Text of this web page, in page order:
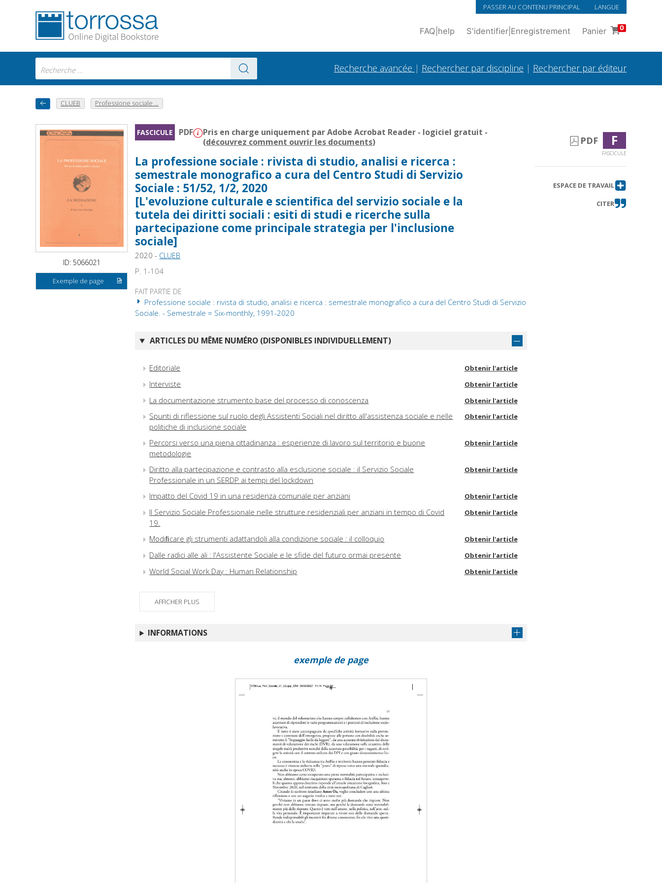
PASSER AU CONTENU PRINCIPAL LANGUE
FAQ help S'identifier Enregistrement Panier 0
Recherche avancée | Rechercher par discipline | Rechercher par éditeur
CLUEB Professione sociale ...
ID: 5066021
Exemple de page
FASCICULE PDF
Pris en charge uniquement par Adobe Acrobat Reader - logiciel gratuit -
(découvrez comment ouvrir les documents)
La professione sociale : rivista di studio, analisi e ricerca :
semestrale monografico a cura del Centro Studi di Servizio
Sociale : 51/52, 1/2, 2020
[L'evoluzione culturale e scientifica del servizio sociale e la
tutela dei diritti sociali : esiti di studi e ricerche sulla
partecipazione come principale strategia per l'inclusione
sociale]
2020 - CLUEB
P. 1-104
FAIT PARTIE DE
Professione sociale : rivista di studio, analisi e ricerca : semestrale monografico a cura del Centro Studi di Servizio
Sociale. - Semestrale = Six-monthly, 1991-2020
ARTICLES DU MÊME NUMÉRO (DISPONIBLES INDIVIDUELLEMENT)
Editoriale Obtenir l'article
Interviste Obtenir l'article
La documentazione strumento base del processo di conoscenza Obtenir l'article
Spunti di riflessione sul ruolo degli Assistenti Sociali nel diritto all'assistenza sociale e nelle
politiche di inclusione sociale
Obtenir l'article
Percorsi verso una piena cittadinanza : esperienze di lavoro sul territorio e buone
metodologie
Obtenir l'article
Diritto alla partecipazione e contrasto alla esclusione sociale : il Servizio Sociale
Professionale in un SERDP ai tempi del lockdown
Obtenir l'article
Impatto del Covid 19 in una residenza comunale per anziani Obtenir l'article
Il Servizio Sociale Professionale nelle strutture residenziali per anziani in tempo di Covid
19.
Obtenir l'article
Modiﬁcare gli strumenti adattandoli alla condizione sociale : il colloquio Obtenir l'article
Dalle radici alle ali : l'Assistente Sociale e le sfide del futuro ormai presente Obtenir l'article
World Social Work Day : Human Relationship Obtenir l'article
AFFICHER PLUS
INFORMATIONS
PDF F
FASCICULE
ESPACE DE TRAVAIL
CITER
exemple de page